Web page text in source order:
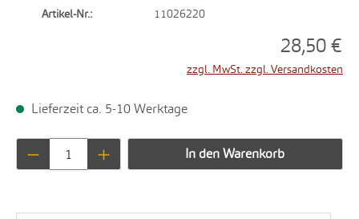
Artikel-Nr.:
11026220
28,50 €
zzgl. MwSt. zzgl. Versandkosten
Lieferzeit ca. 5-10 Werktage
Produkt Anzahl: Gib den gewünschten
In den Warenkorb